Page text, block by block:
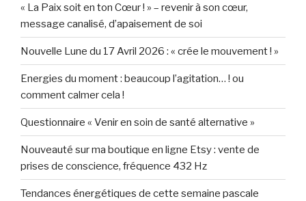
« La Paix soit en ton Cœur ! » – revenir à son cœur,
message canalisé, d’apaisement de soi
Nouvelle Lune du 17 Avril 2026 : « crée le mouvement ! »
Energies du moment : beaucoup l’agitation… ! ou
comment calmer cela !
Questionnaire « Venir en soin de santé alternative »
Nouveauté sur ma boutique en ligne Etsy : vente de
prises de conscience, fréquence 432 Hz
Tendances énergétiques de cette semaine pascale